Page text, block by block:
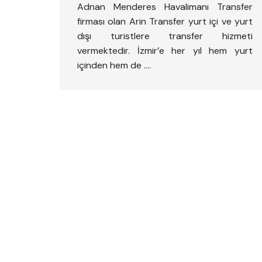
Adnan Menderes Havalimanı Transfer
firması olan Arin Transfer yurt içi ve yurt
dışı turistlere transfer hizmeti
vermektedir. İzmir’e her yıl hem yurt
içinden hem de ….